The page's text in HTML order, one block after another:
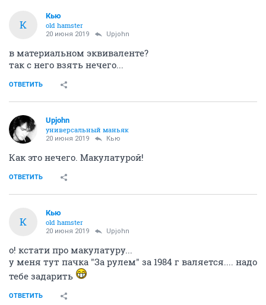
К
Кью
old hamster
20 июня 2019 Upjohn
в материальном эквиваленте?
так с него взять нечего...
ОТВЕТИТЬ
Upjohn
универсальный маньяк
20 июня 2019 Кью
Как это нечего. Макулатурой!
ОТВЕТИТЬ
К
Кью
old hamster
20 июня 2019 Upjohn
о! кстати про макулатуру...
у меня тут пачка "За рулем" за 1984 г валяется.... надо
тебе задарить
ОТВЕТИТЬ